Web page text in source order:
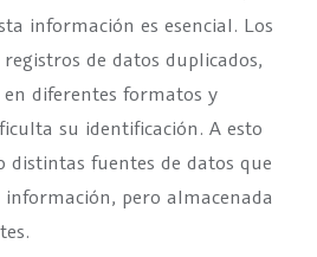
información es esencial. Los
de datos duplicados,
diferentes formatos y
su identificación. A esto
distintas fuentes de datos que
pero almacenada